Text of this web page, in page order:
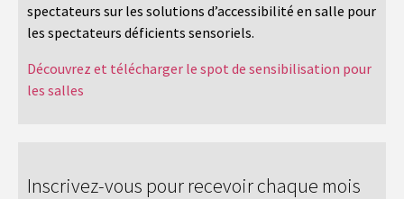
spectateurs sur les solutions d’accessibilité en salle pour
les spectateurs déficients sensoriels.
Découvrez et télécharger le spot de sensibilisation pour
les salles
Inscrivez-vous pour recevoir chaque mois